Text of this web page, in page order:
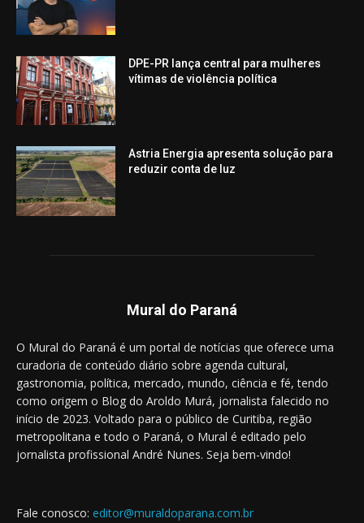
DPE-PR lança central para mulheres
vítimas de violência política
Astria Energia apresenta solução para
reduzir conta de luz
Mural do Paraná
O Mural do Paraná é um portal de notícias que oferece uma
curadoria de conteúdo diário sobre agenda cultural,
gastronomia, política, mercado, mundo, ciência e fé, tendo
como origem o Blog do Aroldo Murá, jornalista falecido no
início de 2023. Voltado para o público de Curitiba, região
metropolitana e todo o Paraná, o Mural é editado pelo
jornalista profissional André Nunes. Seja bem-vindo!
Fale conosco: editor@muraldoparana.com.br